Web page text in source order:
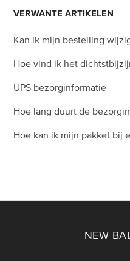
Zie meer
VERWANTE ARTIKELEN
Kan ik mijn bestelling
Hoe vind ik het
UPS bezorginformatie
Hoe lang duurt de
Hoe kan ik mijn pakket bij
NEW